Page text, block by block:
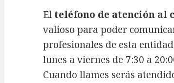
El teléfono de atención
valioso para poder
profesionales de esta
lunes a viernes de 7:30 a
Cuando llames serás